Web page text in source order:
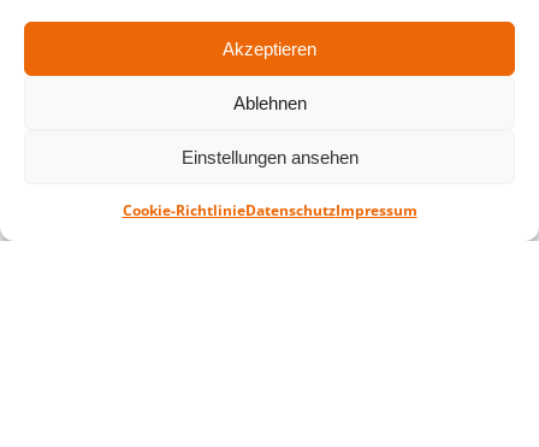
Akzeptieren
Ablehnen
Einstellungen ansehen
Cookie-RichtlinieDatenschutzImpressum
Standort
QUARTERBACK Immobilien ARENA
Nahverkehr: Straßenbahn Linien 3, 4, 7, 8, 15